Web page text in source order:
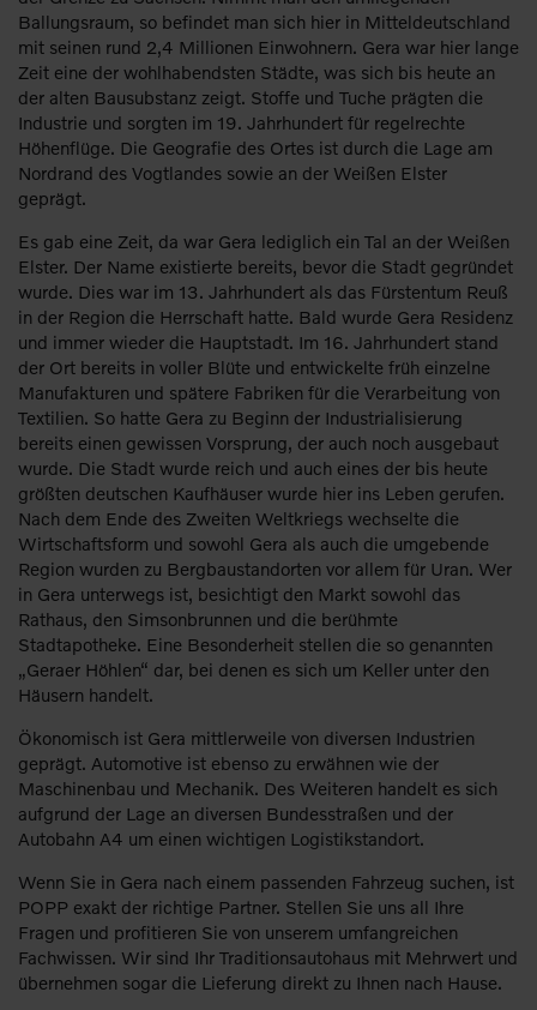
Ballungsraum, so befindet man sich hier in Mitteldeutschland
mit seinen rund 2,4 Millionen Einwohnern. Gera war hier lange
Zeit eine der wohlhabendsten Städte, was sich bis heute an
der alten Bausubstanz zeigt. Stoffe und Tuche prägten die
Industrie und sorgten im 19. Jahrhundert für regelrechte
Höhenflüge. Die Geografie des Ortes ist durch die Lage am
Nordrand des Vogtlandes sowie an der Weißen Elster
geprägt.
Es gab eine Zeit, da war Gera lediglich ein Tal an der Weißen
Elster. Der Name existierte bereits, bevor die Stadt gegründet
wurde. Dies war im 13. Jahrhundert als das Fürstentum Reuß
in der Region die Herrschaft hatte. Bald wurde Gera Residenz
und immer wieder die Hauptstadt. Im 16. Jahrhundert stand
der Ort bereits in voller Blüte und entwickelte früh einzelne
Manufakturen und spätere Fabriken für die Verarbeitung von
Textilien. So hatte Gera zu Beginn der Industrialisierung
bereits einen gewissen Vorsprung, der auch noch ausgebaut
wurde. Die Stadt wurde reich und auch eines der bis heute
größten deutschen Kaufhäuser wurde hier ins Leben gerufen.
Nach dem Ende des Zweiten Weltkriegs wechselte die
Wirtschaftsform und sowohl Gera als auch die umgebende
Region wurden zu Bergbaustandorten vor allem für Uran. Wer
in Gera unterwegs ist, besichtigt den Markt sowohl das
Rathaus, den Simsonbrunnen und die berühmte
Stadtapotheke. Eine Besonderheit stellen die so genannten
„Geraer Höhlen“ dar, bei denen es sich um Keller unter den
Häusern handelt.
Ökonomisch ist Gera mittlerweile von diversen Industrien
geprägt. Automotive ist ebenso zu erwähnen wie der
Maschinenbau und Mechanik. Des Weiteren handelt es sich
aufgrund der Lage an diversen Bundesstraßen und der
Autobahn A4 um einen wichtigen Logistikstandort.
Wenn Sie in Gera nach einem passenden Fahrzeug suchen, ist
POPP exakt der richtige Partner. Stellen Sie uns all Ihre
Fragen und profitieren Sie von unserem umfangreichen
Fachwissen. Wir sind Ihr Traditionsautohaus mit Mehrwert und
übernehmen sogar die Lieferung direkt zu Ihnen nach Hause.